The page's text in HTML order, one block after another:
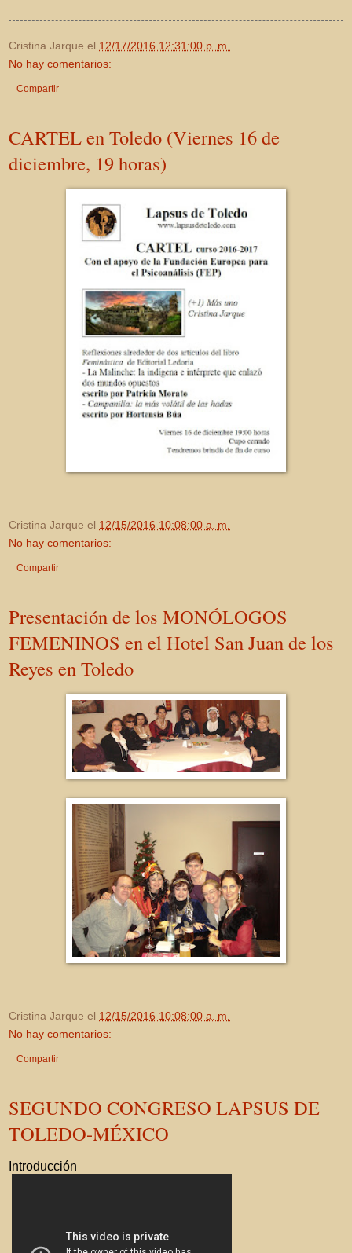
Cristina Jarque el 12/17/2016 12:31:00 p. m.
No hay comentarios:
Compartir
CARTEL en Toledo (Viernes 16 de
diciembre, 19 horas)
Cristina Jarque el 12/15/2016 10:08:00 a. m.
No hay comentarios:
Compartir
Presentación de los MONÓLOGOS
FEMENINOS en el Hotel San Juan de los
Reyes en Toledo
Cristina Jarque el 12/15/2016 10:08:00 a. m.
No hay comentarios:
Compartir
SEGUNDO CONGRESO LAPSUS DE
TOLEDO-MÉXICO
Introducción